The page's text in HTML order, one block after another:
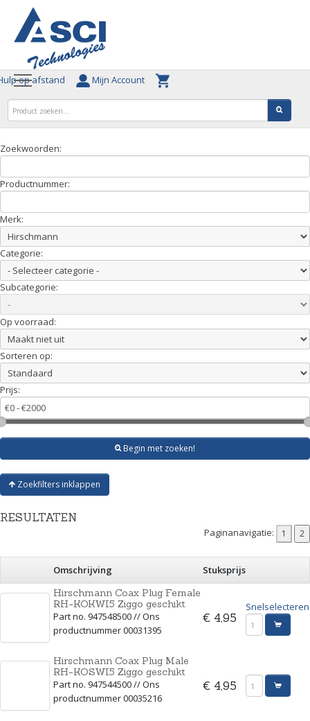
op afstand Mijn Account
Zoekwoorden:
Productnummer:
Merk:
Categorie:
Subcategorie:
Op voorraad:
Sorteren op:
Prijs:
Begin met zoeken!
Zoekfilters inklappen
RESULTATEN
Paginanavigatie:
Omschrijving
Stuksprijs
Hirschmann Coax Plug Female
RH-KOKWI5 Ziggo geschikt
Part no. 947548500 // Ons
productnummer 00031395
€ 4,95
Snelselecteren
Hirschmann Coax Plug Male
RH-KOSWI5 Ziggo geschikt
Part no. 947544500 // Ons
productnummer 00035216
€ 4,95